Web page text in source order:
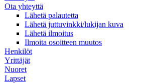
Ota yhteyttä
Lähetä palautetta
Lähetä juttuvinkki/lukijan kuva
Lähetä ilmoitus
Ilmoita osoitteen muutos
Henkilöt
Yrittäjät
Nuoret
Lapset